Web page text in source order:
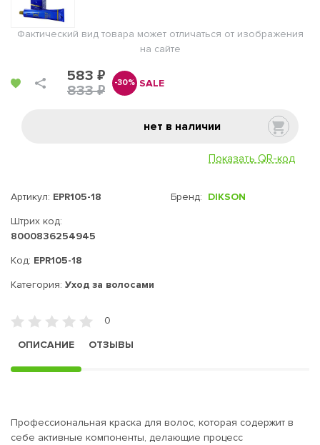
Фактический вид товара может отличаться от изображения
на сайте
583 ₽
833 ₽
-30% SALE
нет в наличии
Показать QR-код
Артикул: EPR105-18
Штрих код:
8000836254945
Код: EPR105-18
Бренд: DIKSON
Категория: Уход за волосами
0
ОПИСАНИЕ
ОТЗЫВЫ
Профессиональная краска для волос, которая содержит в
себе активные компоненты, делающие процесс